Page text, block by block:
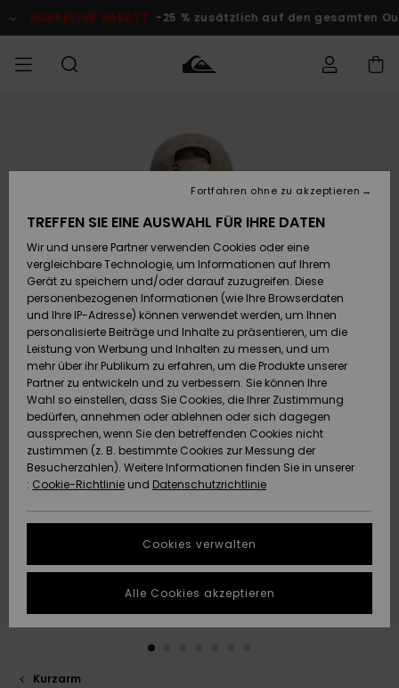
Produktinformation
DOPPELTER RABATT -25 % zusätzlich auf den gesamten
Accessoires
Schuhe&
Flip-Flops
Surf
Snow
Brandneu
Highlights
JUNGEN
Accessoires
Schuhe&
Flip-Flops
Surf
Snow
Brandneu
Highlights
FRAUEN
Brandneu
Highlights
Snow
SURF
Männer
Kinder
Highlights
Community
SNOW
Männer
Kinder
Snow Shop
Damen
Highlights
Community
DOPPELTER
RABATT
Herren
KINDER
Outlet
Frauen
HILFE & KONTAKT
Bestellung
zugreifen
Versand
Retouren
Bezahlung
Geschenkkarte
Quiksilver
Freedom
Datenschutz
Starten Sie eine
Unterhaltung,
schnellste
Antwort auf Ihre
Frage zu
NACHHALTIGKEIT
WUNSCHLISTE
Kurzarm
TREFFEN SIE EINE AUSWAHL FÜR IHRE DATEN
Wir und unsere Partner verwenden Cookies oder eine
vergleichbare Technologie, um Informationen auf Ihrem
Gerät zu speichern und/oder darauf zuzugreifen. Diese
personenbezogenen Informationen (wie Ihre Browserdaten
und Ihre IP-Adresse) können verwendet werden, um Ihnen
personalisierte Beiträge und Inhalte zu präsentieren, um die
Leistung von Werbung und Inhalten zu messen, und um
mehr über ihr Publikum zu erfahren, um die Produkte unserer
Partner zu entwickeln und zu verbessern. Sie können Ihre
Wahl so einstellen, dass Sie Cookies, die Ihrer Zustimmung
bedürfen, annehmen oder ablehnen oder sich dagegen
aussprechen, wenn Sie den betreffenden Cookies nicht
zustimmen (z. B. bestimmte Cookies zur Messung der
Besucherzahlen). Weitere Informationen finden Sie in unserer
: Cookie-Richtlinie und Datenschutzrichtlinie
Cookies verwalten
Fortfahren ohne zu akzeptieren
Alle Cookies akzeptieren